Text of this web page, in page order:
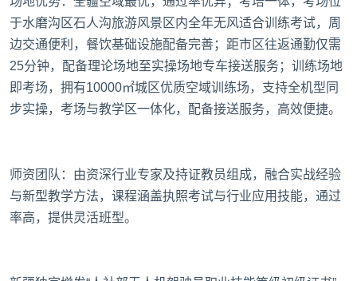
于水磨沟区石人沟旅游风景区内全年无风适合训练考试，周
边交通便利，餐饮基础设施配备完善；距市区往返通勤仅需
25分钟，配备理论场地至实操场地专车接送服务；训练场地
即考场，拥有10000㎡城区优质空域训练场，支持全机型同
步实操，考场与教学区一体化，配备接送服务，高效便捷。
师资团队‌：由资深行业专家及持证教员组成，融合实战经验
与新型教学方法，课程涵盖执照考试与行业应用技能，通过
率高，提供灵活班型。